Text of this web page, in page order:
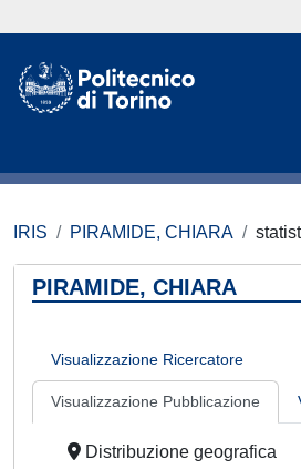
IRIS PIRAMIDE, CHIARA
PIRAMIDE, CHIARA
Visualizzazione Ricercatore
Visualizzazione Pubblicazione
Distribuzione geografica